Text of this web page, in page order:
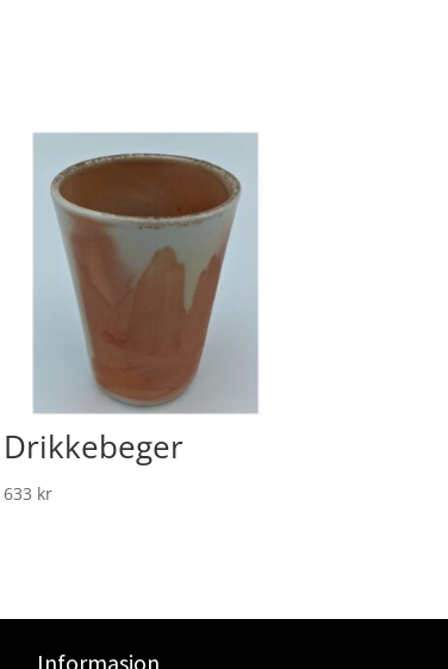
Drikkebeger
633 kr
Informasjon